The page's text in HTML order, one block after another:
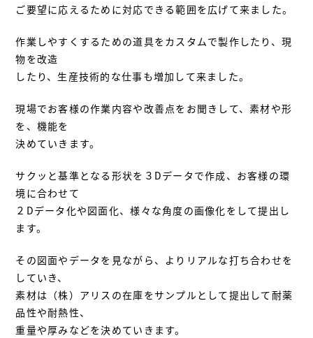
ご要望に応えるために対応できる範囲を広げて来ました。
作業しやすくするための道具をカスタムで製作したり、現
物を改造
したり、生産技術的な仕事も増加して来ました。
現場でお客様の作業内容や改善点をお聞きして、素材や形
を、機能を
決めていきます。
サクッと基準となる形状を３Dデータで作成、お客様の環
境に合わせて
２Dデータ化や図面化、様々な角度の画像化をして提出し
ます。
その図面やデータを見ながら、よりリアルな打ち合わせを
していき、
素材は（株）アリスの在庫をサンプルとして提出して耐薬
品性や耐熱性、
重量や厚みなどを決めていきます。